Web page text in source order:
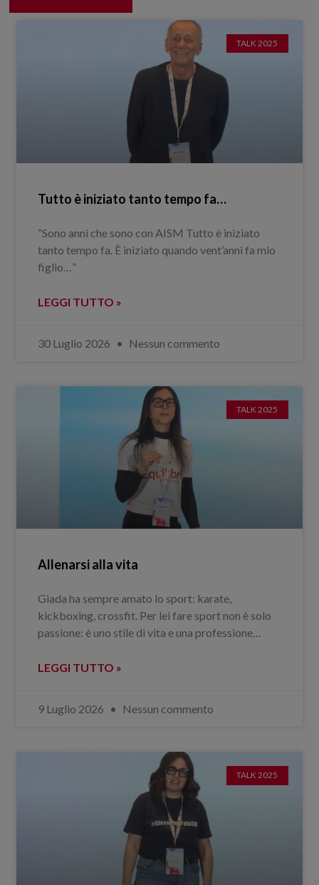
TALK 2025
Tutto è iniziato tanto tempo fa…
“Sono anni che sono con AISM Tutto è iniziato
tanto tempo fa. È iniziato quando vent’anni fa mio
figlio…”
LEGGI TUTTO »
30 Luglio 2026 Nessun commento
TALK 2025
Allenarsi alla vita
Giada ha sempre amato lo sport: karate,
kickboxing, crossfit. Per lei fare sport non è solo
passione: è uno stile di vita e una professione…
LEGGI TUTTO »
9 Luglio 2026 Nessun commento
TALK 2025